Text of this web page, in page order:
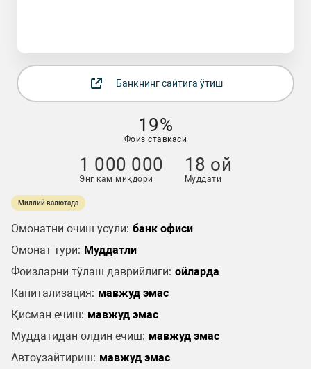
Банкнинг сайтига ўтиш
19%
Фоиз ставкаси
1 000 000
Энг кам миқдори
18 ой
Муддати
Миллий валютада
Омонатни очиш усули: банк офиси
Омонат тури: Муддатли
Фоизларни тўлаш даврийлиги: ойларда
Капитализация: мавжуд эмас
Қисман ечиш: мавжуд эмас
Муддатидан олдин ечиш: мавжуд эмас
Автоузайтириш: мавжуд эмас